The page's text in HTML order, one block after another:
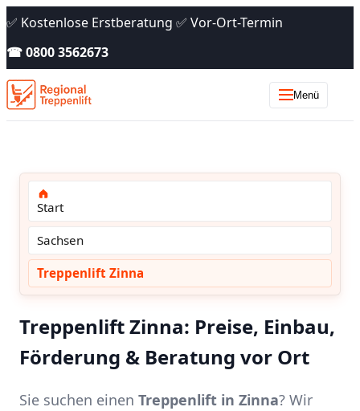
✅ Kostenlose Erstberatung ✅ Vor-Ort-Termin
☎ 0800 3562673
Menü
Start
Sachsen
Treppenlift Zinna
Treppenlift Zinna: Preise, Einbau,
Förderung & Beratung vor Ort
Sie suchen einen Treppenlift in Zinna? Wir